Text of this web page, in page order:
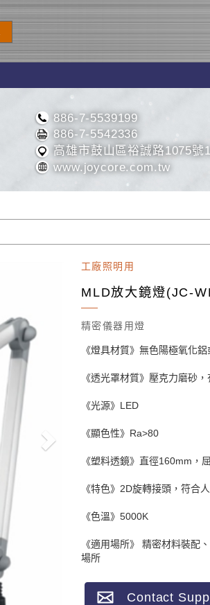
886-7-5539199
886-7-5542336
高雄市鼓山區裕誠路1075號
www.joycore.com.tw
工廠照明用
MLD放大鏡燈(JC-
精密儀器用燈
《燈具材質》無色陽極氧化
《透光罩材質》壓克力磨砂
《光源》LED
《顯色性》Ra>80
《塑料透鏡》直徑160mm，
《特色》2D旋轉接頭，符合
《色溫》5000K
《適用場所》 精密材料裝配
場所
Contact